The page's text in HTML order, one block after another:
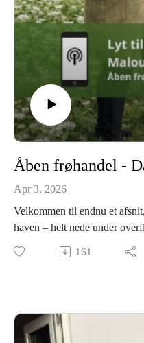
midt i forårskaffen ☕🌱
Se mere om kurset
Åben frøhandel -
Apr 3, 2026
Velkommen til endnu et
haven – helt nede under
I dag skal vi tale om noget,
som faktisk kan forandre din
vores Åben Frøhandel den
161